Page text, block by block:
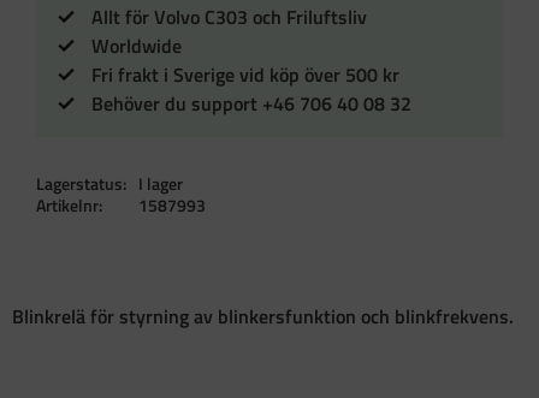
Allt för Volvo C303 och Friluftsliv
Worldwide
Fri frakt i Sverige vid köp över 500 kr
Behöver du support +46 706 40 08 32
Lagerstatus
I lager
Artikelnr
1587993
Blinkrelä för styrning av blinkersfunktion och blinkfrekvens.